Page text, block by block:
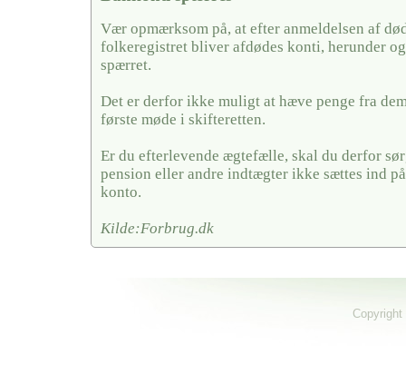
Vær opmærksom på, at efter anmeldelsen af
folkeregistret bliver afdødes konti, herunder
spærret.
Det er derfor ikke muligt at hæve penge fra
første møde i skifteretten.
Er du efterlevende ægtefælle, skal du derfor
pension eller andre indtægter ikke sættes ind
konto.
Kilde:Forbrug.dk